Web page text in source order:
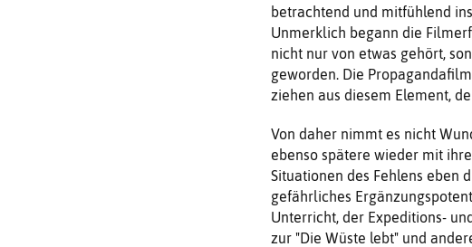
betrachtend und mitfühlend
Unmerklich begann die
nicht nur von etwas ge­hört,
geworden. Die
ziehen aus diesem Element,
Von daher nimmt es nicht
ebenso spätere wieder mit
Situationen des Fehlens eben
gefährliches
Unterricht, der Ex­peditions-
zur "Die Wüste lebt" und